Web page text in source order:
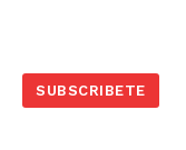
SUBSCRIBETE